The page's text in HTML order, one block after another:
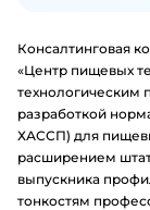
Консалтинговая
«Центр пищевых
технологическим
разработкой
ХАССП) для
расширением
выпускника
тонкостям